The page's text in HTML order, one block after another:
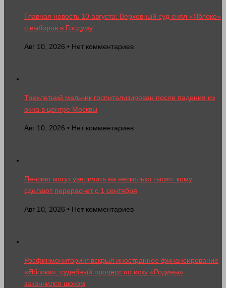
Главная новость 10 августа: Верховный суд снял «Яблоко»
с выборов в Госдуму
Авг 10, 2026 • Нет комментариев
Трехлетний мальчик госпитализирован после падения из
окна в центре Москвы
Авг 10, 2026 • Нет комментариев
Пенсию могут увеличить на несколько тысяч: кому
сделают перерасчет с 1 сентября
Авг 10, 2026 • Нет комментариев
Росфинмониторинг вскрыл иностранное финансирование
«Яблока»: судебный процесс по иску «Родины»
закончился шоком